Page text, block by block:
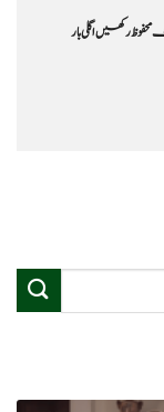
رکھیں اگلی بار